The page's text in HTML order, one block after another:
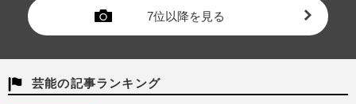
7位以降を見る
芸能の記事ランキング